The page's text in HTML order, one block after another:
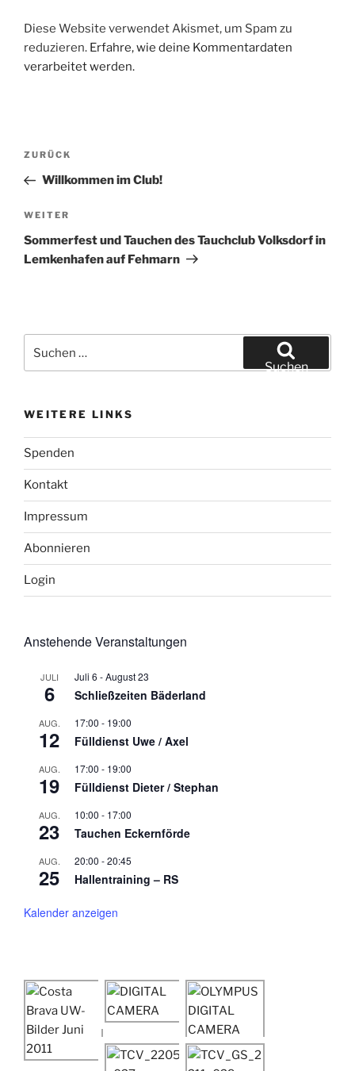
Diese Website verwendet Akismet, um Spam zu
reduzieren. Erfahre, wie deine Kommentardaten
verarbeitet werden.
Beitragsnavigation
Vorheriger
Beitrag
ZURÜCK
Willkommen im Club!
Nächster
Beitrag
WEITER
Sommerfest und Tauchen des Tauchclub Volksdorf in
Lemkenhafen auf Fehmarn
nach:
Suchen
WEITERE LINKS
Spenden
Kontakt
Impressum
Abonnieren
Login
Anstehende Veranstaltungen
JULI
6
Juli 6 -August 23
Schließzeiten Bäderland
AUG.
12
17:00 - 19:00
Fülldienst Uwe / Axel
AUG.
19
17:00 - 19:00
Fülldienst Dieter / Stephan
AUG.
23
10:00 - 17:00
Tauchen Eckernförde
AUG.
25
20:00 -20:45
Hallentraining – RS
Kalender anzeigen